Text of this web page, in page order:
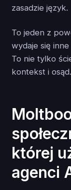
zasadzie język.
To jeden z
wydaje się
To nie tylko
kontekst i
której
agenci